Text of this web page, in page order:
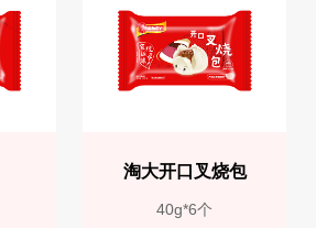
淘大开口叉烧包
40g*6个